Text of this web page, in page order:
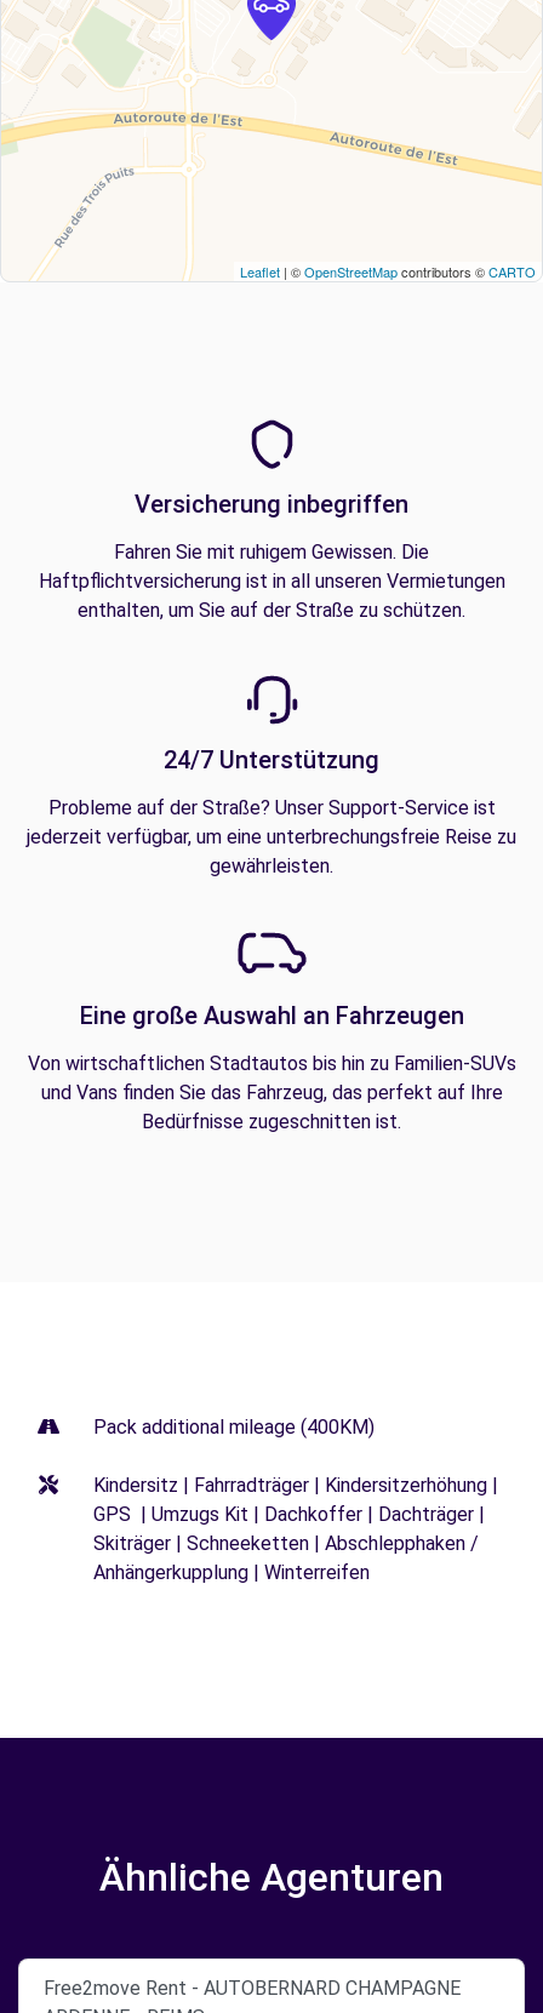
Leaflet | ©OpenStreetMapcontributors ©CARTO
Versicherung inbegriffen
Fahren Sie mit ruhigem Gewissen. Die
Haftpflichtversicherung ist in all unseren Vermietungen
enthalten, um Sie auf der Straße zu schützen.
24/7 Unterstützung
Probleme auf der Straße? Unser Support-Service ist
jederzeit verfügbar, um eine unterbrechungsfreie Reise zu
gewährleisten.
Eine große Auswahl an Fahrzeugen
Von wirtschaftlichen Stadtautos bis hin zu Familien-SUVs
und Vans finden Sie das Fahrzeug, das perfekt auf Ihre
Bedürfnisse zugeschnitten ist.
Pack additional mileage (400KM)
Kindersitz | Fahrradträger | Kindersitzerhöhung |
GPS | Umzugs Kit | Dachkoffer | Dachträger |
Skiträger | Schneeketten | Abschlepphaken /
Anhängerkupplung | Winterreifen
Ähnliche Agenturen
Free2move Rent - AUTOBERNARD CHAMPAGNE